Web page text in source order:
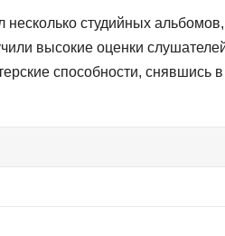
студийных
высокие оценки
способности, снявшись в